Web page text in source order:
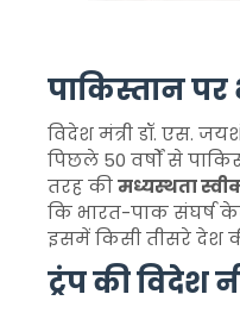
पाकिस्तान
विदेश मंत्री डॉ. एस.
पिछले 50 वर्षों से
तरह कीमध्यस्थता
कि भारत-पाक संघर्ष
इसमें किसी तीसरे देश
ट्रंप की विदेश